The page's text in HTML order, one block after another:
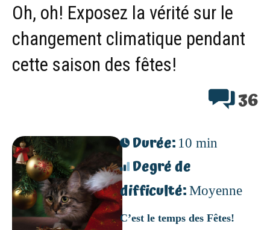
Oh, oh! Exposez la vérité sur le
changement climatique pendant
cette saison des fêtes!
36
Durée: 10 min
Degré de
difficulté: Moyenne
C’est le temps des Fêtes!